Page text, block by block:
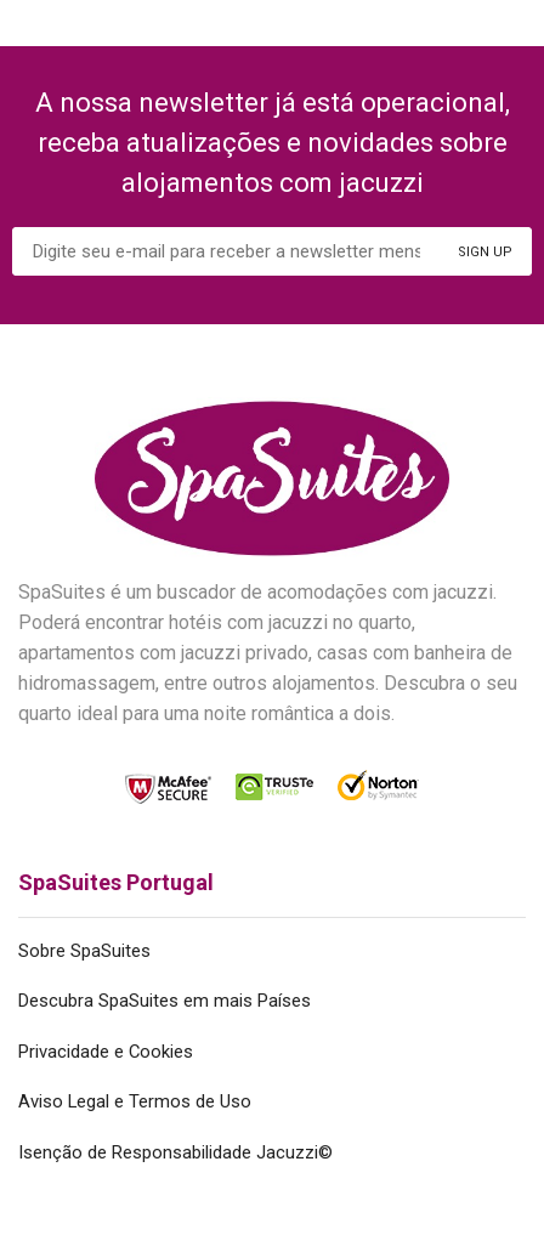
A nossa newsletter já está operacional,
receba atualizações e novidades sobre
alojamentos com jacuzzi
SpaSuites é um buscador de acomodações com jacuzzi.
Poderá encontrar hotéis com jacuzzi no quarto,
apartamentos com jacuzzi privado, casas com banheira de
hidromassagem, entre outros alojamentos. Descubra o seu
quarto ideal para uma noite romântica a dois.
SpaSuites Portugal
Sobre SpaSuites
Descubra SpaSuites em mais Países
Privacidade e Cookies
Aviso Legal e Termos de Uso
Isenção de Responsabilidade Jacuzzi©